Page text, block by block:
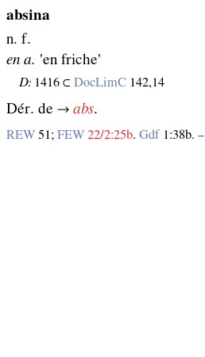
absina
n. f.
en a. 'en friche'
D: 1416 ⊂DocLimC 142,14
Dér. de → abs.
REW 51; FEW 22/2:25b. Gdf 1:38b. –